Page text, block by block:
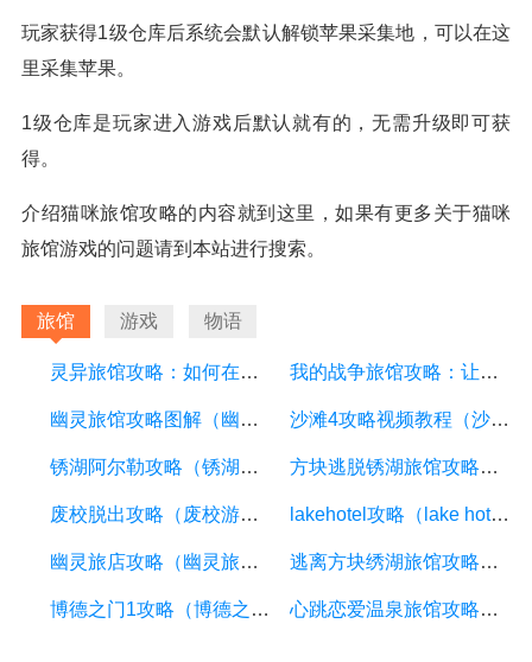
玩家获得1级仓库后系统会默认解锁苹果采集地，可以在这
里采集苹果。
1级仓库是玩家进入游戏后默认就有的，无需升级即可获
得。
介绍猫咪旅馆攻略的内容就到这里，如果有更多关于猫咪
旅馆游戏的问题请到本站进行搜索。
旅馆 游戏 物语
灵异旅馆攻略：如何在游戏中存活下来 我的战争旅馆攻略：让你轻松获得胜利
幽灵旅馆攻略图解（幽灵旅馆攻略图解视频） 沙滩4攻略视频教程（沙滩四攻略）
锈湖阿尔勒攻略（锈湖阿尔勒攻略填色） 方块逃脱锈湖旅馆攻略（方块逃脱锈湖旅馆攻略兔子）
废校脱出攻略（废校游戏） lakehotel攻略（lake hotel攻略）
幽灵旅店攻略（幽灵旅馆游戏中文版） 逃离方块绣湖旅馆攻略（逃离方块锈湖旅馆汉化版攻略）
博德之门1攻略（博德之门1攻略pdf） 心跳恋爱温泉旅馆攻略（心跳回忆约会攻略）